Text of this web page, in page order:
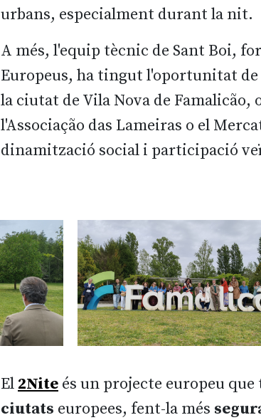
urbans, especialment durant la nit.
A més, l'equip tècnic de Sant Boi,
Europeus, ha tingut l'oportunitat
la ciutat de Vila Nova de
l'Associação das Lameiras o el
dinamització social i participació
El 2Nite és un projecte europeu
ciutats europees, fent-la més